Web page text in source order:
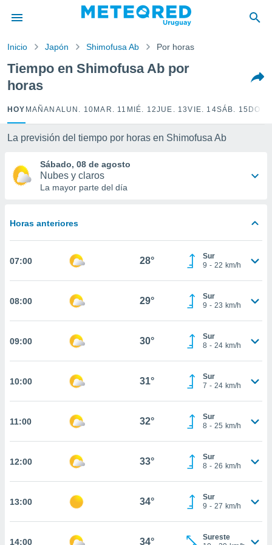
ha
por
para
que se
calidad.
a este
las
y
digital
seguir
la
todas
nuestros
análisis
así como
en
CONTINUAR
Inicio Japón Shimofusa Ab Por horas
Tiempo en Shimofusa Ab por
horas
HOY MAÑANA LUN. 10 MAR. 11 MIÉ. 12JUE. 13VIE. 14SÁB. 15
La previsión del tiempo por horas en Shimofusa Ab
Sábado, 08 de agosto
Nubes y claros
La mayor parte del día
Horas anteriores
07:00 28°
Sur
9 - 22 km/h
08:00 29°
Sur
9 - 23 km/h
09:00 30°
Sur
8 - 24 km/h
10:00 31°
Sur
7 - 24 km/h
11:00 32°
Sur
8 - 25 km/h
12:00 33°
Sur
8 - 26 km/h
13:00 34°
Sur
9 - 27 km/h
14:00 34°
Sureste